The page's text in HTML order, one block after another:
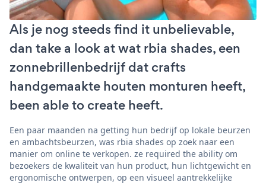
Als je nog steeds find it unbelievable,
dan take a look at wat rbia shades, een
zonnebrillenbedrijf dat crafts
handgemaakte houten monturen heeft,
been able to create heeft.
Een paar maanden na getting hun bedrijf op lokale beurzen
en ambachtsbeurzen, was rbia shades op zoek naar een
manier om online te verkopen. ze required the ability om
bezoekers de kwaliteit van hun product, hun lichtgewicht en
ergonomische ontwerpen, op een visueel aantrekkelijke